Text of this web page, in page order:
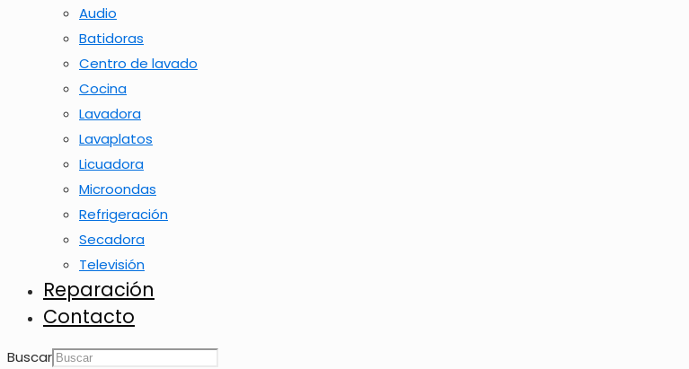
Audio
Batidoras
Centro de lavado
Cocina
Lavadora
Lavaplatos
Licuadora
Microondas
Refrigeración
Secadora
Televisión
Reparación
Contacto
Buscar